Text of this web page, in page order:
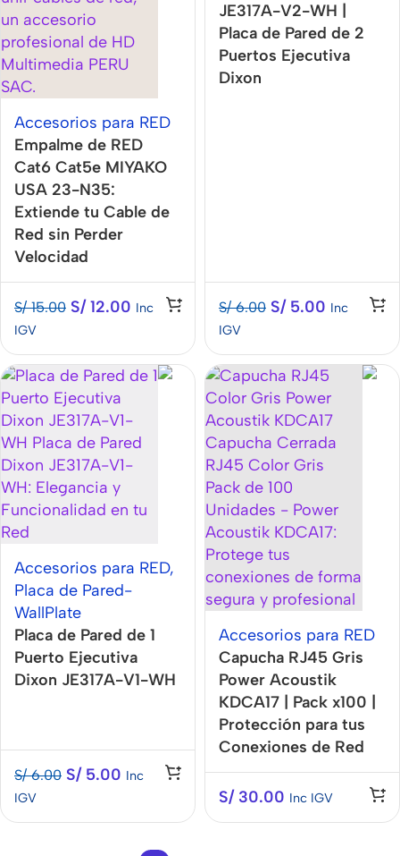
Accesorios para RED
Empalme de RED
Cat6 Cat5e MIYAKO
USA 23-N35:
Extiende tu Cable de
Red sin Perder
Velocidad
S/15.00 S/12.00 Inc
IGV
JE317A-V2-WH |
Placa de Pared de 2
Puertos Ejecutiva
Dixon
S/6.00 S/5.00 Inc
IGV
Accesorios para RED,
Placa de Pared-
WallPlate
Placa de Pared de 1
Puerto Ejecutiva
Dixon JE317A-V1-WH
S/6.00 S/5.00 Inc
IGV
Accesorios para RED
Capucha RJ45 Gris
Power Acoustik
KDCA17 | Pack x100 |
Protección para tus
Conexiones de Red
S/30.00 Inc IGV